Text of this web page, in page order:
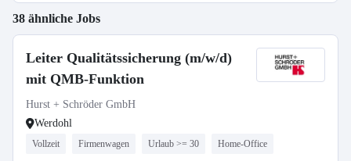
38 ähnliche Jobs
Leiter Qualitätssicherung (m/w/d)
mit QMB-Funktion
Hurst + Schröder GmbH
Werdohl
Vollzeit Firmenwagen Urlaub >= 30 Home-Office